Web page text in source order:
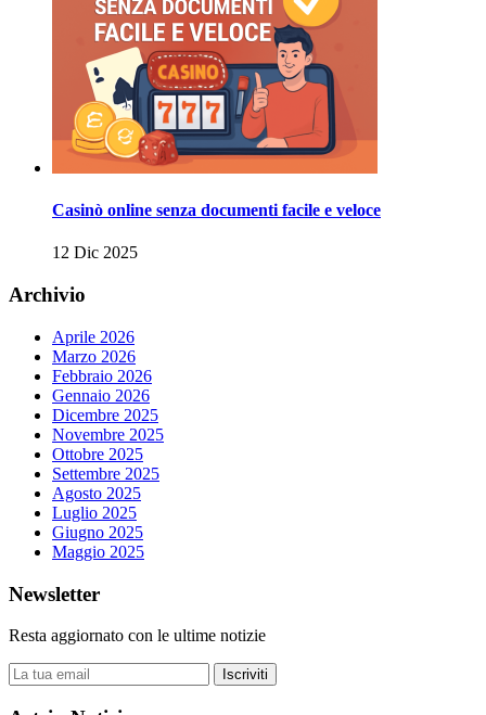
Casinò online senza documenti facile e veloce
12 Dic 2025
Archivio
Aprile 2026
Marzo 2026
Febbraio 2026
Gennaio 2026
Dicembre 2025
Novembre 2025
Ottobre 2025
Settembre 2025
Agosto 2025
Luglio 2025
Giugno 2025
Maggio 2025
Newsletter
Resta aggiornato con le ultime notizie
Iscriviti